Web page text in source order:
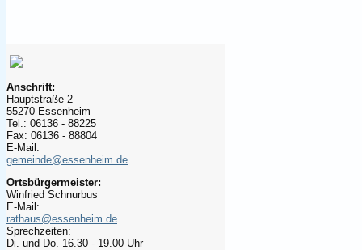
Anschrift:
Hauptstraße 2
55270 Essenheim
Tel.: 06136 - 88225
Fax: 06136 - 88804
E-Mail:
gemeinde@essenheim.de
Ortsbürgermeister:
Winfried Schnurbus
E-Mail:
rathaus@essenheim.de
Sprechzeiten:
Di. und Do. 16.30 - 19.00 Uhr